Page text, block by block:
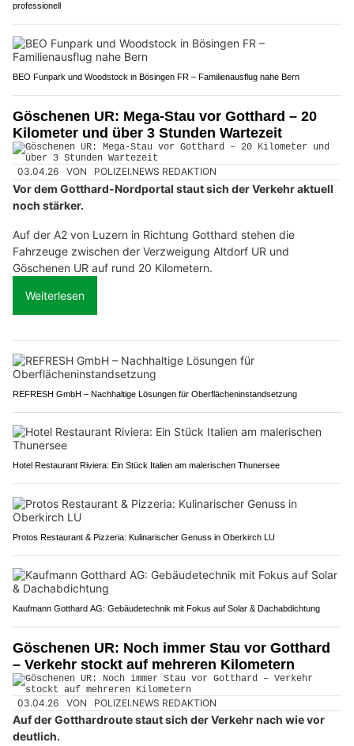
professionell
BEO Funpark und Woodstock in Bösingen FR – Familienausflug nahe Bern
Göschenen UR: Mega-Stau vor Gotthard – 20
Kilometer und über 3 Stunden Wartezeit
03.04.26 VON POLIZEI.NEWS REDAKTION
Vor dem Gotthard-Nordportal staut sich der Verkehr aktuell
noch stärker.
Auf der A2 von Luzern in Richtung Gotthard stehen die
Fahrzeuge zwischen der Verzweigung Altdorf UR und
Göschenen UR auf rund 20 Kilometern.
Weiterlesen
REFRESH GmbH – Nachhaltige Lösungen für Oberflächeninstandsetzung
Hotel Restaurant Riviera: Ein Stück Italien am malerischen Thunersee
Protos Restaurant & Pizzeria: Kulinarischer Genuss in Oberkirch LU
Kaufmann Gotthard AG: Gebäudetechnik mit Fokus auf Solar & Dachabdichtung
Göschenen UR: Noch immer Stau vor Gotthard
– Verkehr stockt auf mehreren Kilometern
03.04.26 VON POLIZEI.NEWS REDAKTION
Auf der Gotthardroute staut sich der Verkehr nach wie vor
deutlich.